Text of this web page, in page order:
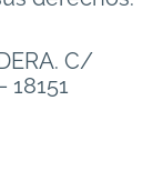
C/
18151